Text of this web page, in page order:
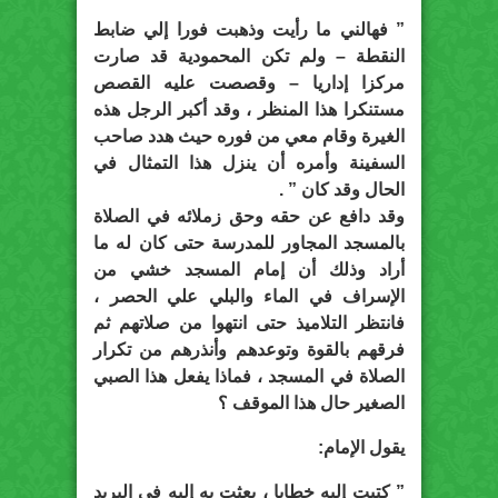
” فهالني ما رأيت وذهبت فورا إلي ضابط
النقطة – ولم تكن المحمودية قد صارت
مركزا إداريا – وقصصت عليه القصص
مستنكرا هذا المنظر ، وقد أكبر الرجل هذه
الغيرة وقام معي من فوره حيث هدد صاحب
السفينة وأمره أن ينزل هذا التمثال في
الحال وقد كان ” .
وقد دافع عن حقه وحق زملائه في الصلاة
بالمسجد المجاور للمدرسة حتى كان له ما
أراد وذلك أن إمام المسجد خشي من
الإسراف في الماء والبلي علي الحصر ،
فانتظر التلاميذ حتى انتهوا من صلاتهم ثم
فرقهم بالقوة وتوعدهم وأنذرهم من تكرار
الصلاة في المسجد ، فماذا يفعل هذا الصبي
الصغير حال هذا الموقف ؟
يقول الإمام:
” كتبت إليه خطابا ، بعثت به إليه في البريد